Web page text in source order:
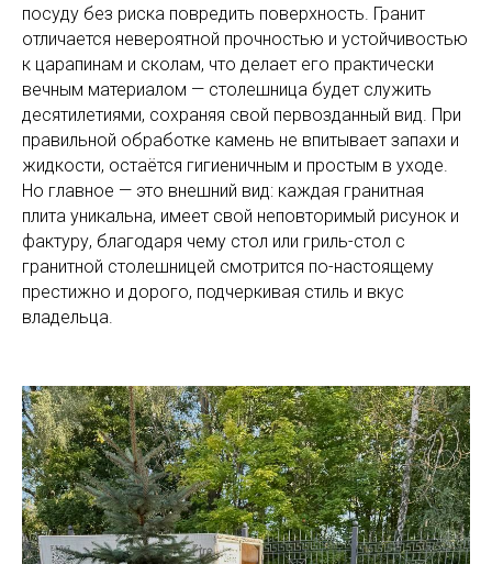
посуду без риска повредить поверхность. Гранит
отличается невероятной прочностью и устойчивостью
к царапинам и сколам, что делает его практически
вечным материалом — столешница будет служить
десятилетиями, сохраняя свой первозданный вид. При
правильной обработке камень не впитывает запахи и
жидкости, остаётся гигиеничным и простым в уходе.
Но главное — это внешний вид: каждая гранитная
плита уникальна, имеет свой неповторимый рисунок и
фактуру, благодаря чему стол или гриль-стол с
гранитной столешницей смотрится по-настоящему
престижно и дорого, подчеркивая стиль и вкус
владельца.